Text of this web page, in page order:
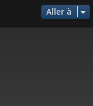
h
Aller à